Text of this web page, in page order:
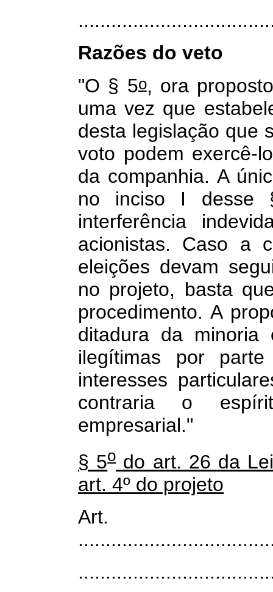
Razões do veto
"O § 5o, ora
uma vez que
desta legislação que
voto podem exercê-
da companhia. A
no inciso I desse
interferência
acionistas. Caso a
eleições devam
no projeto, basta
procedimento. A
ditadura da
ilegítimas por
interesses
contraria o
empresarial."
§ 5odo art. 26 da
art. 4º do projeto